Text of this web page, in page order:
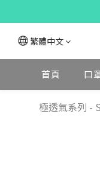
繁體中文
首頁 口
極透氣系列 -